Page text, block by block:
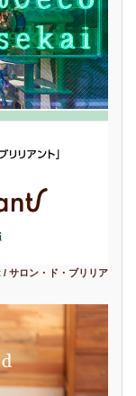
サロン・ド・ブリリア